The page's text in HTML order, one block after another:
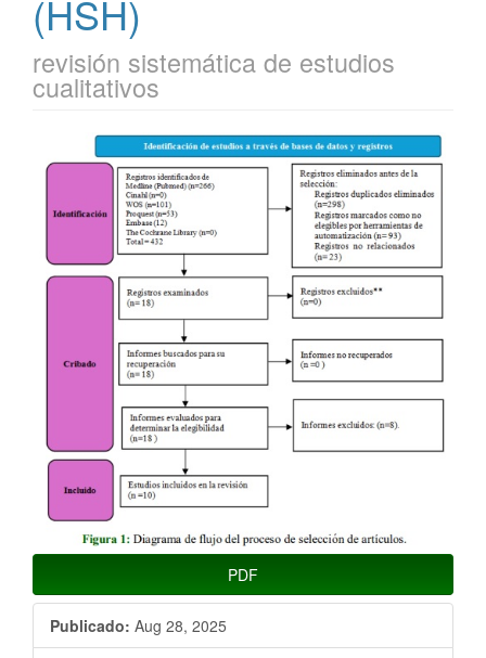
(HSH)
revisión sistemática de estudios
cualitativos
Barra
del
artículo
PDF
Publicado: Aug 28, 2025